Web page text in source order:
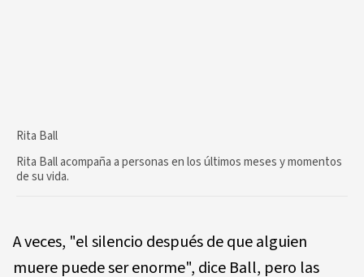
Rita Ball
Rita Ball acompaña a personas en los últimos meses y momentos
de su vida.
A veces, "el silencio después de que alguien
muere puede ser enorme", dice Ball, pero las